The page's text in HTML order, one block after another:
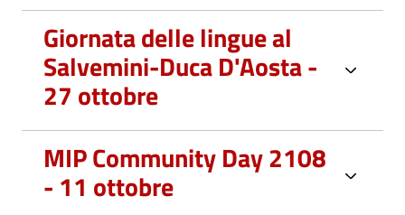
Giornata delle lingue al
Salvemini-Duca D'Aosta -
27 ottobre
MIP Community Day 2108
- 11 ottobre